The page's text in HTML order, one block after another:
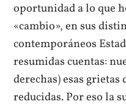
oportunidad a lo que
«cambio», en sus
contemporáneos
resumidas cuentas:
derechas) esas
reducidas. Por eso la